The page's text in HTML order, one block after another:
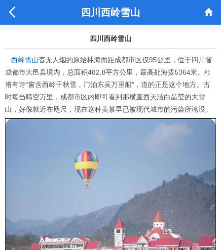
 四川西岭雪山 
四川西岭雪山
西岭雪山杳无人烟的原始林海而距成都市区仅95公里，位于四川省
成都市大邑县境内，总面积482.8平方公里，最高处海拔5364米。杜
甫有诗“窗含西岭千秋雪，门泊东吴万里船”，道的正是这个地方。古
时每当晴空万里，成都市区内即可看到那横直西天洁白晶莹的大雪
山，好像就近在咫尺，现在这种美景早已被现代城市的污染所淹没。